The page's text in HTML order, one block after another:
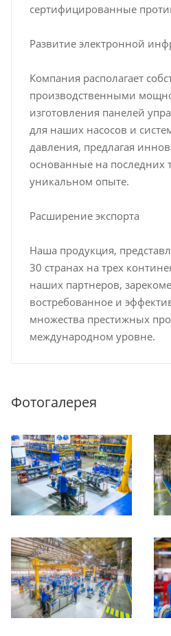
сертифицированные
Развитие электронной
Компания располагает
производственными
изготовления панелей
для наших насосов и
давления, предлагая
основанные на последних
уникальном опыте.
Расширение экспорта
Наша продукция,
30 странах на трех
наших партнеров,
востребованное и
множества престижных
международном уровне.
Фотогалерея